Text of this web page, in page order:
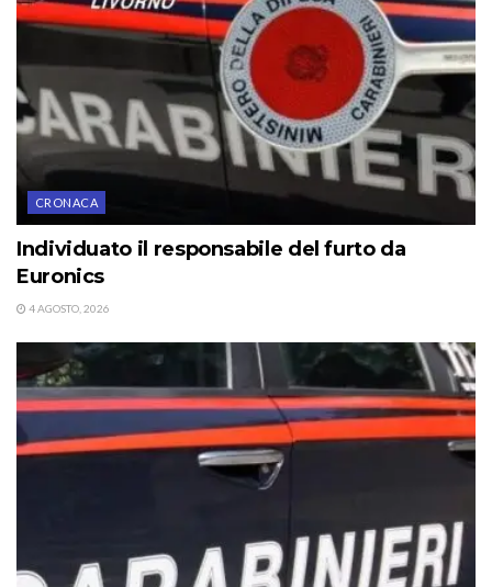
CRONACA
Individuato il responsabile del furto da
Euronics
4 AGOSTO, 2026